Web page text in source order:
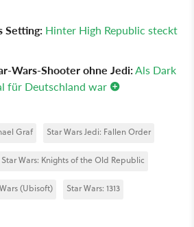
Setting: Hinter High Republic steckt
Wars-Shooter ohne Jedi:Als Dark
für Deutschland war
Graf Star Wars Jedi: Fallen Order
Star Wars: Knights of the Old Republic
(Ubisoft) Star Wars: 1313